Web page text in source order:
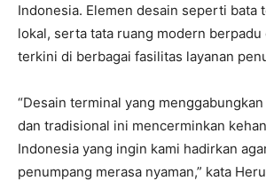
Indonesia. Elemen desain seperti bata
lokal, serta tata ruang modern
terkini di berbagai fasilitas layanan
“Desain terminal yang
dan tradisional ini mencerminkan
Indonesia yang ingin kami hadirkan
penumpang merasa nyaman,” kata